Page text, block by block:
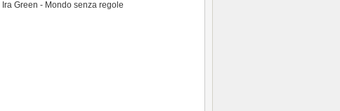
Ira Green - Mondo senza regole